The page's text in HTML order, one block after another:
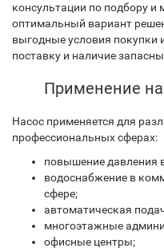
консультации по подбору
оптимальный вариант
выгодные условия покупки
поставку и наличие
Применение
Насос применяется для
профессиональных сферах:
повышение давления
водоснабжение в
сфере;
автоматическая
многоэтажные
офисные центры;